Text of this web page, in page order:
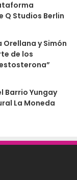
Q Studios Berlin
Orellana y Simón
de los
Barrio Yungay
La Moneda